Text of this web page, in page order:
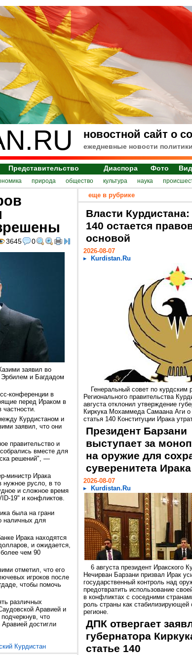
новостной сайт о
ежедневные новости
Представительство Диаспора Фото
природа общество культура наука
3645 0
заявил во
и Багдадом
конференции в
перед Ираком в
Курдистаном и
заявил, что они
правительство и
вместе для
решений", —
министр Ирака
нужное русло, в то
и сложное время
19" и конфликтов.
была на грани
наличных для
Ирака находятся
и ожидается,
более чем 90
отметил, что его
игроков после
чтобы помочь
различных
Аравией и
что
достигли
Курдистан
еще в рубрике
Власти Курдистана:
140 остается
основой
2026-08-07
Kurdistan.Ru
Генеральный совет по курдским
Регионального правительства
августа отклонил утверждение
Киркука Мохаммеда Самаана Аги о
статья 140 Конституции Ирака
Президент Барзани
выступает за
на оружие для
суверенитета Ирака
2026-08-07
Kurdistan.Ru
6 августа президент Иракского
Нечирван Барзани призвал Ирак
государственный контроль над
предотвратить использование
в конфликтах с соседними
роль страны как стабилизирующей
регионе.
ДПК отвергает
губернатора
статье 140